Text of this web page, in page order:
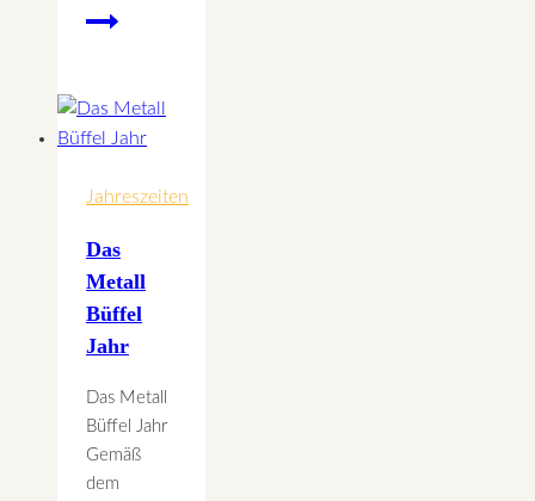
Erntedank
Jahreszeiten
Das
Metall
Büffel
Jahr
Das Metall
Büffel Jahr
Gemäß
dem